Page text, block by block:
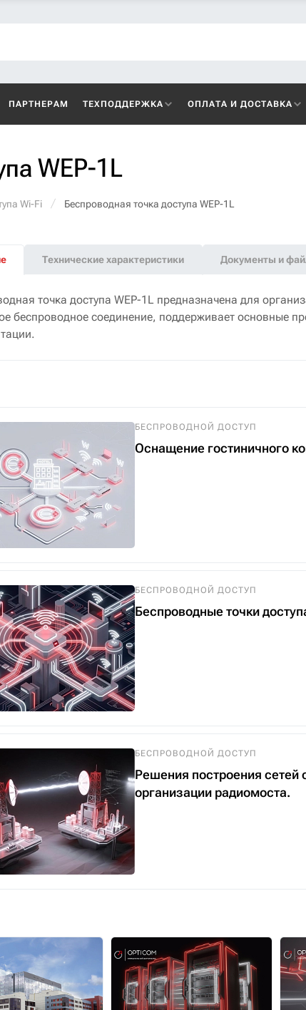
ПАРТНЕРАМ ТЕХПОДДЕРЖКА ОПЛАТА И ДОСТАВКА
WEP-1L
Wi-Fi Беспроводная точка доступа WEP-1L
Технические характеристики Документы и
точка доступа WEP-1L предназначена для
беспроводное соединение, поддерживает основные
БЕСПРОВОДНОЙ ДОСТУП
Оснащение гостиничного
БЕСПРОВОДНОЙ ДОСТУП
Беспроводные точки
БЕСПРОВОДНОЙ ДОСТУП
Решения построения сетей
организации радиомоста.